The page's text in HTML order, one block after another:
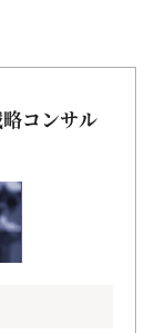
コンサル